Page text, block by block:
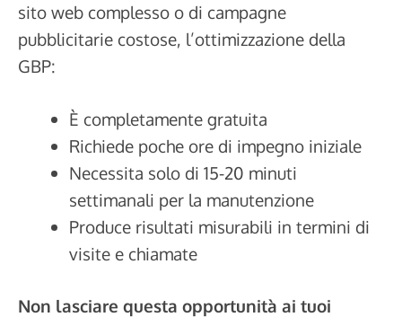
sito web complesso o di campagne
pubblicitarie costose, l’ottimizzazione della
GBP:
È completamente gratuita
Richiede poche ore di impegno iniziale
Necessita solo di 15-20 minuti
settimanali per la manutenzione
Produce risultati misurabili in termini di
visite e chiamate
Non lasciare questa opportunità ai tuoi